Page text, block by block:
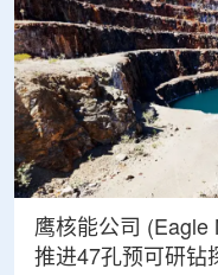
鹰核能公司 (Eagle
推进47孔预可研钻